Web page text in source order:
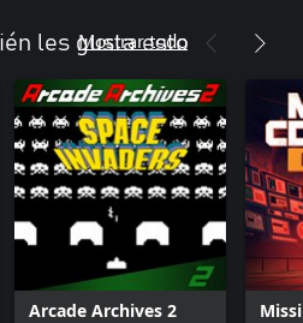
les gusta esto
Mostrar todo
Arcade Archives 2